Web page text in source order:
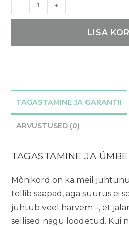
sandaalid
kogus
- +
LISA
TAGASTAMINE JA GARANTII
ARVUSTUSED (0)
TAGASTAMINE JA
Mõnikord on ka meil
tellib saapad, aga suurus ei
juhtub veel harvem –, et
sellised nagu loodetud. Kui